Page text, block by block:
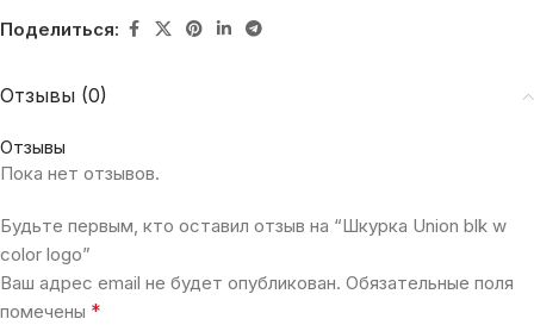
Поделиться:
Отзывы (0)
Отзывы
Пока нет отзывов.
Будьте первым, кто оставил отзыв на “Шкурка Union blk w
color logo”
Ваш адрес email не будет опубликован. Обязательные поля
помечены *